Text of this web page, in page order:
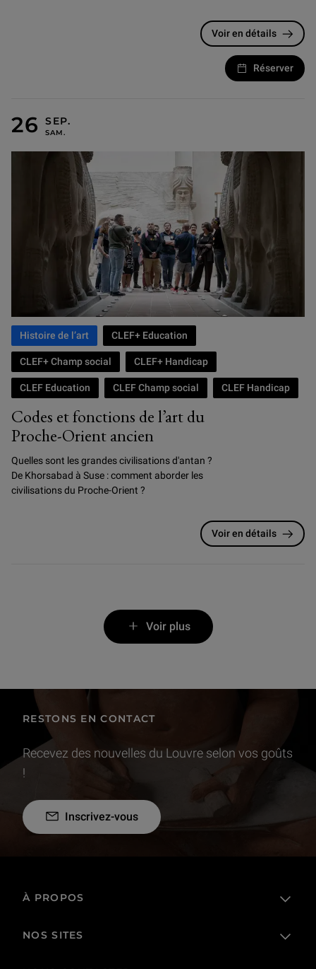
Voir en détails
Réserver
Codes et fonctions de l’art du
Proche-Orient ancien
Histoire de l’art CLEF+ Education
CLEF+ Champ social CLEF+ Handicap
CLEF Education CLEF Champ social CLEF Handicap
Quelles sont les grandes civilisations d'antan ?
De Khorsabad à Suse : comment aborder les
civilisations du Proche-Orient ?
Voir en détails
Voir plus
RESTONS EN CONTACT
Recevez des nouvelles du Louvre selon vos goûts
!
Inscrivez-vous
À PROPOS
L'établissement public
NOS SITES